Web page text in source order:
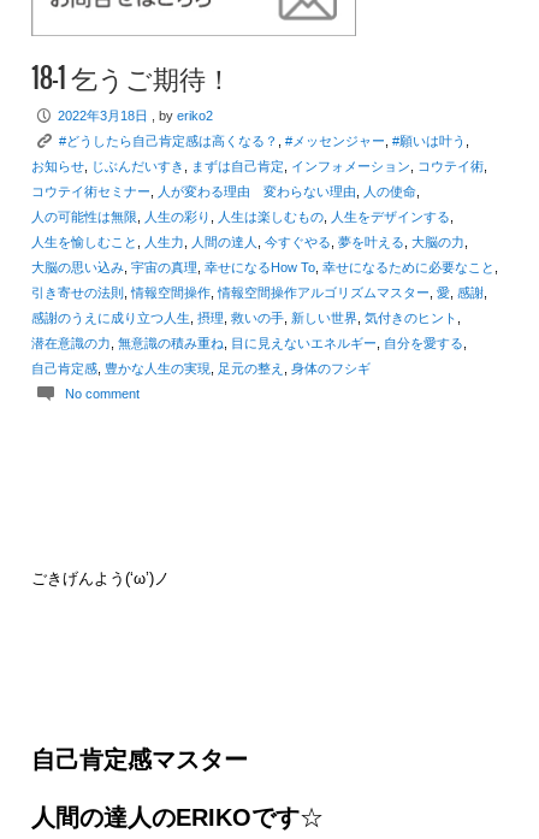
18-1 乞うご期待！
P 2022年3月18日 , by eriko2
K #どうしたら自己肯定感は高くなる？ #メッセンジャー #願いは叶う
お知らせ
じぶんだいすき まずは自己肯定 インフォメーション コウテイ術
コウテイ術セミナー
人が変わる理由 変わらない理由 人の使命
人の可能性は無限
人生の彩り 人生は楽しむもの 人生をデザインする
人生を愉しむこと
人生力 人間の達人 今すぐやる 夢を叶える 大脳の力
大脳の思い込み 宇宙の真理 幸せになるHow To 幸せになるために必要なこと
引き寄せの法則 ,情報空間操作 ,情報空間操作アルゴリズムマスター 愛 感謝
感謝のうえに成り立つ人生 摂理 救いの手 新しい世界 気付きのヒント
潜在意識の力 無意識の積み重ね 目に見えないエネルギー 自分を愛する
自己肯定感 豊かな人生の実現 足元の整え 身体のフシギ
c No comment
ごきげんよう(‘ω’)ノ
自己肯定感マスター
人間の達人のERIKOです☆